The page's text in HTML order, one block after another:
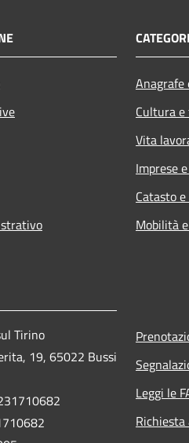
Cultura
Vita
Imprese
Catasto
Mobilità
Tirino
19, 65022 Bussi
Leggi le